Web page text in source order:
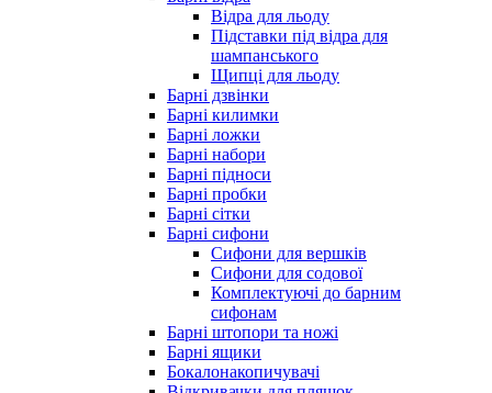
Відра для льоду
Підставки під відра для
шампанського
Щипці для льоду
Барні дзвінки
Барні килимки
Барні ложки
Барні набори
Барні підноси
Барні пробки
Барні сітки
Барні сифони
Сифони для вершків
Сифони для содової
Комплектуючі до барним
сифонам
Барні штопори та ножі
Барні ящики
Бокалонакопичувачі